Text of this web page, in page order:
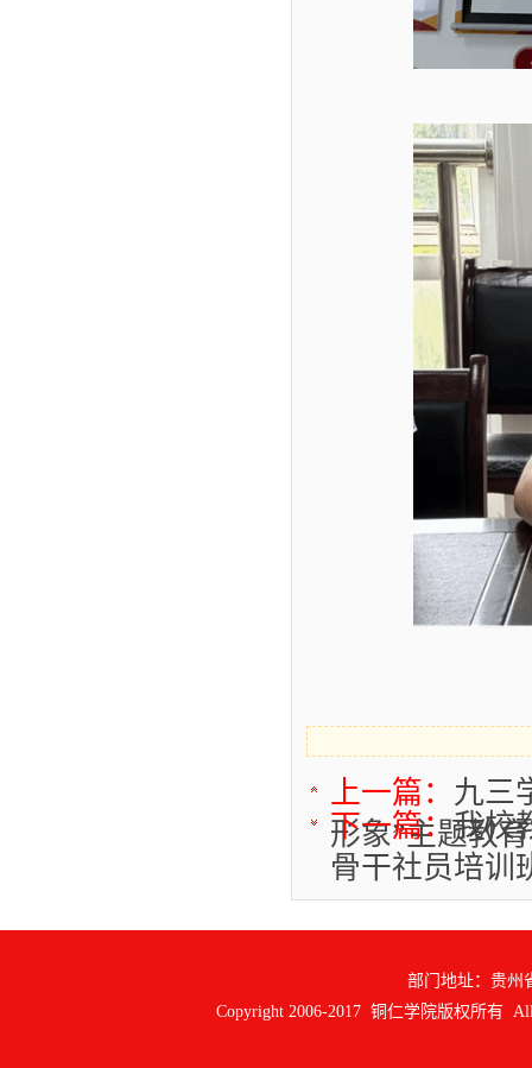
上一篇： 九三
形象”主题教
下一篇：我校
骨干社员培训
部门地址：贵州
Copyright 2006-2017 铜仁学院版权所有